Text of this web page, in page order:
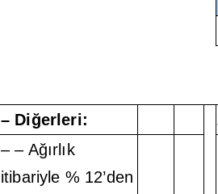
– Diğerleri:
– – Ağırlık
itibariyle % 12’den